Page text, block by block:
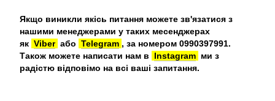
Якщо виникли якісь питання можете зв'язатися з
нашими менеджерами у таких месенджерах
як Viber або Telegram , за номером 0990397991.
Також можете написати нам в
Instagram ми з
радістю відповімо на всі ваші запитання.